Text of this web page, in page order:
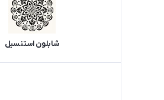
شابلون استنسیل